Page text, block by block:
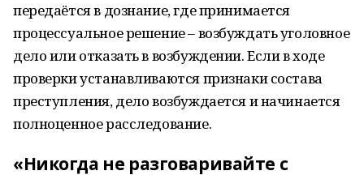
передаётся в дознание, где принимается
процессуальное решение – возбуждать уголовное
дело или отказать в возбуждении. Если в ходе
проверки устанавливаются признаки состава
преступления, дело возбуждается и начинается
полноценное расследование.
«Никогда не разговаривайте с